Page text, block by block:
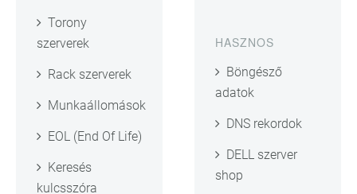
Torony
szerverek
Rack szerverek
Munkaállomások
EOL (End Of Life)
Keresés
kulcsszóra
HASZNOS
Böngésző
adatok
DNS rekordok
DELL szerver
shop